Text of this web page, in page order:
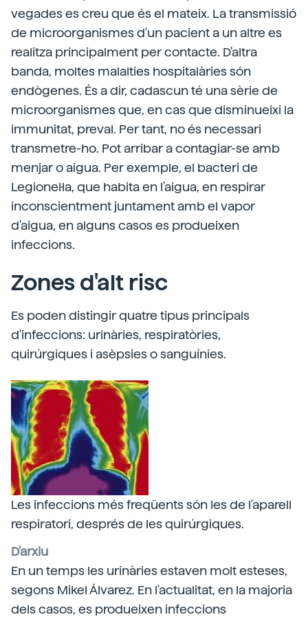
vegades es creu que és el mateix. La transmissió
de microorganismes d'un pacient a un altre es
realitza principalment per contacte. D'altra
banda, moltes malalties hospitalàries són
endògenes. És a dir, cadascun té una sèrie de
microorganismes que, en cas que disminueixi la
immunitat, preval. Per tant, no és necessari
transmetre-ho. Pot arribar a contagiar-se amb
menjar o aigua. Per exemple, el bacteri de
Legionel·la, que habita en l'aigua, en respirar
inconscientment juntament amb el vapor
d'aigua, en alguns casos es produeixen
infeccions.
Zones d'alt risc
Es poden distingir quatre tipus principals
d'infeccions: urinàries, respiratòries,
quirúrgiques i asèpsies o sanguínies.
Les infeccions més freqüents són les de l'aparell
respiratori, després de les quirúrgiques.
D'arxiu
En un temps les urinàries estaven molt esteses,
segons Mikel Álvarez. En l'actualitat, en la majoria
dels casos, es produeixen infeccions